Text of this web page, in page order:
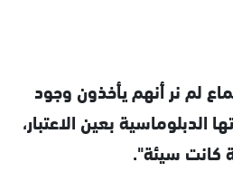
لم نر أنهم يأخذون وجود
الدبلوماسية بعين الاعتبار،
كانت سيئة".